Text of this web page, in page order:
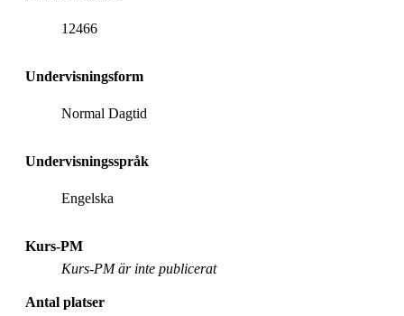
12466
Undervisningsform
Normal Dagtid
Undervisningsspråk
Engelska
Kurs-PM
Kurs-PM är inte publicerat
Antal platser